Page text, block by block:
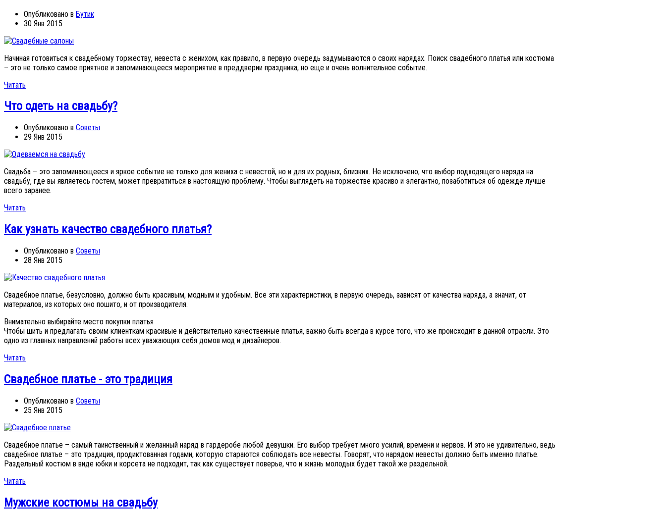
Опубликовано в Бутик
30 Янв 2015
Начиная готовиться к свадебному торжеству, невеста с женихом, как правило, в первую очередь задумываются о своих нарядах. Поиск свадебного платья или костюма
– это не только самое приятное и запоминающееся мероприятие в преддверии праздника, но еще и очень волнительное событие.
Читать
Что одеть на свадьбу?
Опубликовано в Советы
29 Янв 2015
Свадьба – это запоминающееся и яркое событие не только для жениха с невестой, но и для их родных, близких. Не исключено, что выбор подходящего наряда на
свадьбу, где вы являетесь гостем, может превратиться в настоящую проблему. Чтобы выглядеть на торжестве красиво и элегантно, позаботиться об одежде лучше
всего заранее.
Читать
Как узнать качество свадебного платья?
Опубликовано в Советы
28 Янв 2015
Свадебное платье, безусловно, должно быть красивым, модным и удобным. Все эти характеристики, в первую очередь, зависят от качества наряда, а значит, от
материалов, из которых оно пошито, и от производителя.
Внимательно выбирайте место покупки платья
Чтобы шить и предлагать своим клиенткам красивые и действительно качественные платья, важно быть всегда в курсе того, что же происходит в данной отрасли. Это
одно из главных направлений работы всех уважающих себя домов мод и дизайнеров.
Читать
Свадебное платье - это традиция
Опубликовано в Советы
25 Янв 2015
Свадебное платье – самый таинственный и желанный наряд в гардеробе любой девушки. Его выбор требует много усилий, времени и нервов. И это не удивительно, ведь
свадебное платье – это традиция, продиктованная годами, которую стараются соблюдать все невесты. Говорят, что нарядом невесты должно быть именно платье.
Раздельный костюм в виде юбки и корсета не подходит, так как существует поверье, что и жизнь молодых будет такой же раздельной.
Читать
Мужские костюмы на свадьбу